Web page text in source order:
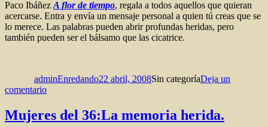
Paco Ibáñez A flor de tiempo, regala a todos aquellos que quieran
acercarse. Entra y envía un mensaje personal a quien tú creas que se
lo merece. Las palabras pueden abrir profundas heridas, pero
también pueden ser el bálsamo que las cicatrice.
adminEnredando22 abril, 2008Sin categoríaDeja un
comentarioen
poder
de
Mujeres del 36:La memoria herida.